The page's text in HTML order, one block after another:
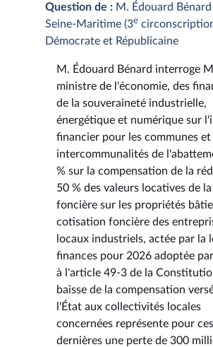
Question de : M. Édouard Bénard
Seine-Maritime (3e
Démocrate et Républicaine
M. Édouard Bénard interroge
ministre de l'économie, des
de la souveraineté industrielle,
énergétique et numérique sur
financier pour les communes et
intercommunalités de
% sur la compensation de la
50 % des valeurs locatives de
foncière sur les propriétés
cotisation foncière des
locaux industriels, actée par la
finances pour 2026 adoptée
à l'article 49-3 de la
baisse de la compensation
l'État aux collectivités locales
concernées représente pour ces
dernières une perte de 300